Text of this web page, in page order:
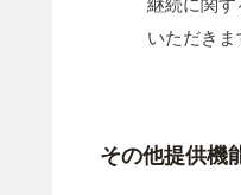
継続に関す
いただきま
その他提供機